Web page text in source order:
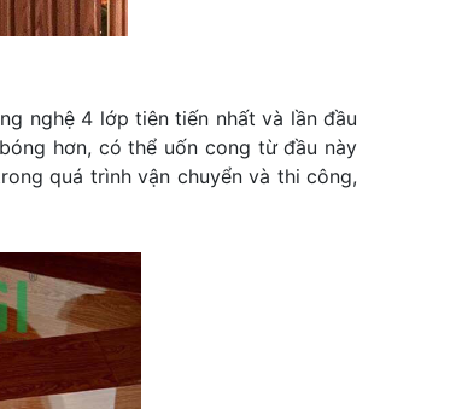
nghệ 4 lớp tiên tiến nhất và lần đầu
hơn, có thể uốn cong từ đầu này
quá trình vận chuyển và thi công,